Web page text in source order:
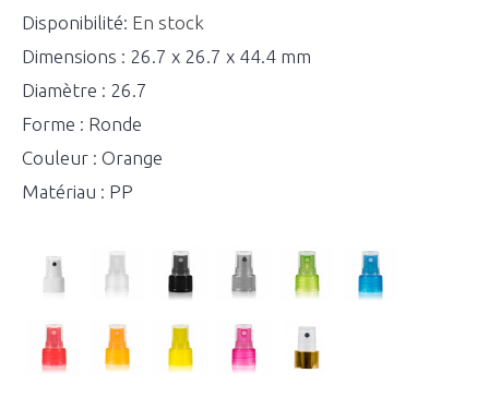
Disponibilité: En stock
Dimensions : 26.7 x 26.7 x 44.4 mm
Diamètre : 26.7
Forme : Ronde
Couleur : Orange
Matériau : PP